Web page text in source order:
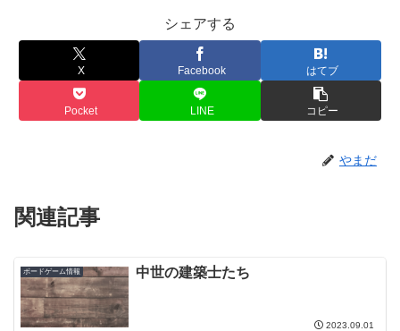
シェアする
X Facebook はてブ
Pocket LINE コピー
やまだ
関連記事
ボードゲーム情報 中世の建築士たち
2023.09.01